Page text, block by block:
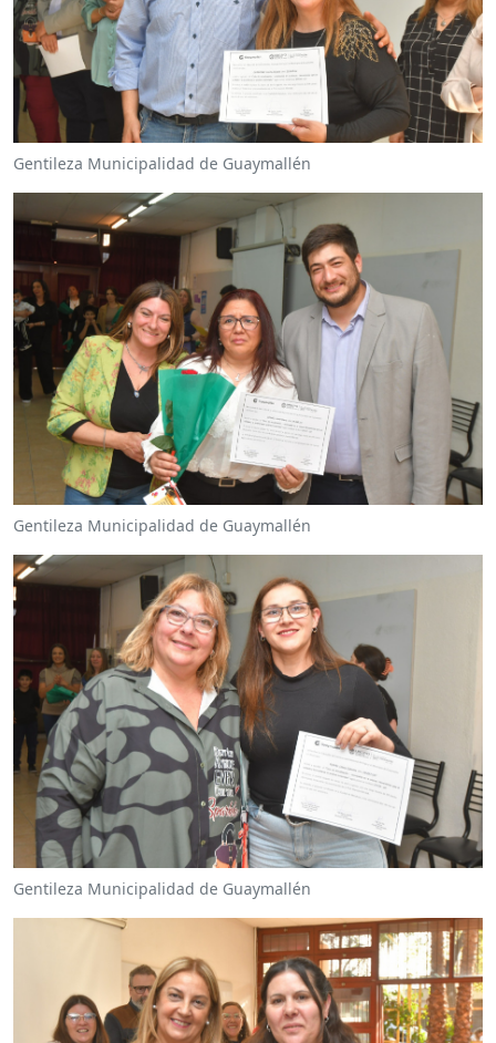
Gentileza Municipalidad de Guaymallén
Gentileza Municipalidad de Guaymallén
Gentileza Municipalidad de Guaymallén